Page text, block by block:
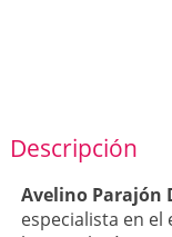
Descripción
Avelino Parajón
especialista en